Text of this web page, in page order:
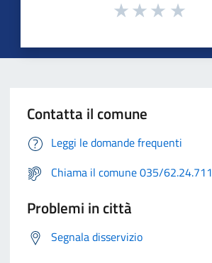
Contatta il comune
Leggi le domande frequenti
Chiama il comune 035/62.24.711
Problemi in città
Segnala disservizio